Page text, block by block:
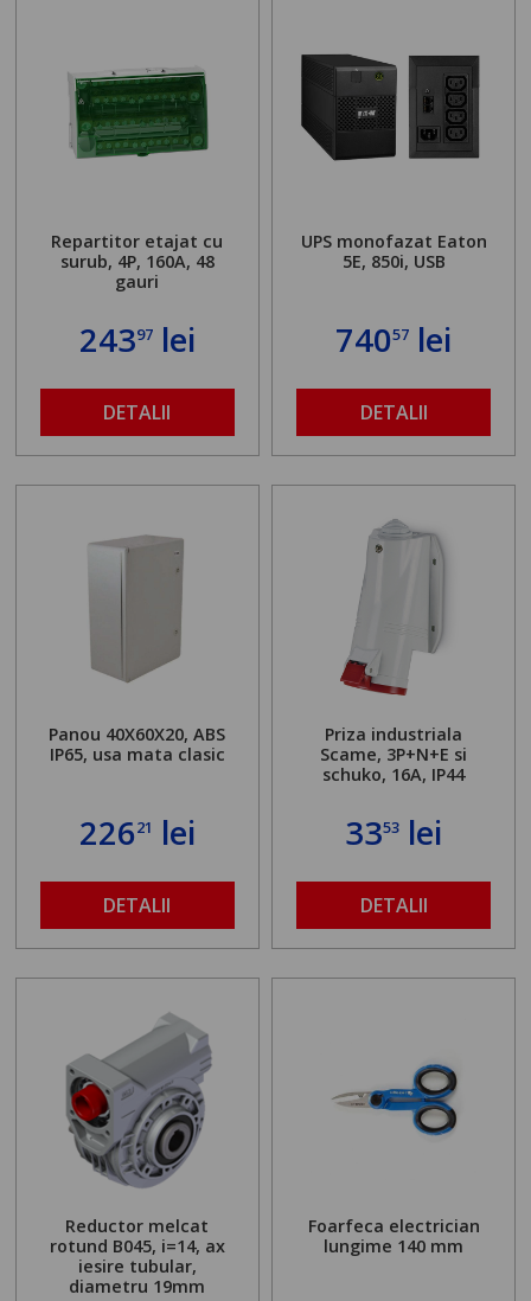
Repartitor etajat cu
surub, 4P, 160A, 48
gauri
24397lei
DETALII
UPS monofazat Eaton
5E, 850i, USB
74057 lei
DETALII
Panou 40X60X20, ABS
IP65, usa mata clasic
22621 lei
DETALII
Priza industriala
Scame, 3P+N+E si
schuko, 16A, IP44
3353 lei
DETALII
Reductor melcat
rotund B045, i=14, ax
iesire tubular,
diametru 19mm
Foarfeca electrician
lungime 140 mm